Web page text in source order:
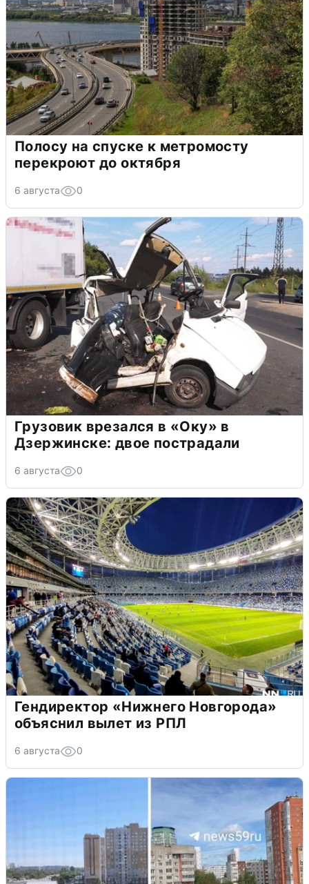
Полосу на спуске к метромосту
перекроют до октября
6 августа 0
Грузовик врезался в «Оку» в
Дзержинске: двое пострадали
6 августа 0
Гендиректор «Нижнего Новгорода»
объяснил вылет из РПЛ
6 августа 0